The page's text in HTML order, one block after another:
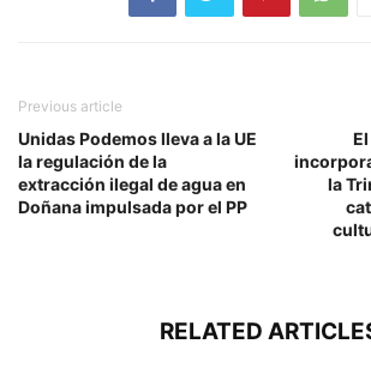
Previous article
Unidas Podemos lleva a la UE
la regulación de la
extracción ilegal de agua en
Doñana impulsada por el PP
la
RELATED